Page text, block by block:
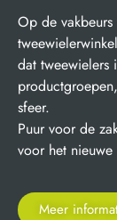
Op de
dat tweewielers
sfeer.
Puur voor de
voor het nieuwe
Meer